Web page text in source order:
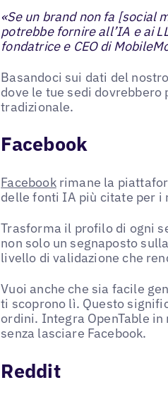
«Se un brand non fa [social
potrebbe fornire all’IA e ai
fondatrice e CEO di
Basandoci sui dati del nostro
dove le tue sedi
tradizionale.
Facebook
Facebookrimane la
delle fonti IA più citate per i
Trasforma il profilo di ogni
non solo un segnaposto
livello di validazione che
Vuoi anche che sia facile
ti scoprono lì. Questo
ordini. Integra OpenTable
senza lasciare Facebook.
Reddit